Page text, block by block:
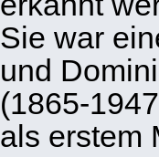
Sie war
und
(1865-
als erstem